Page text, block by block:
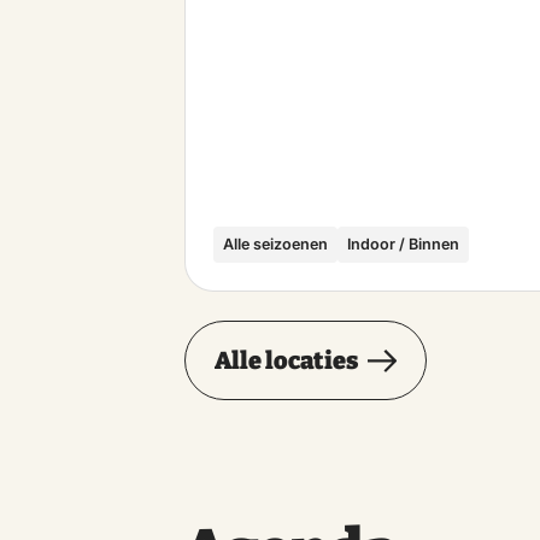
Alle seizoenen Indoor / Binnen
Alle locaties